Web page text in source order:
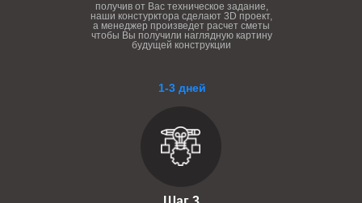
1-3 дней
получив от Вас техническое задание,
наши констурктора сделают 3D проект,
а менеджер произведет расчет сметы
чтобы Вы получили наглядную картину
будущей конструкции